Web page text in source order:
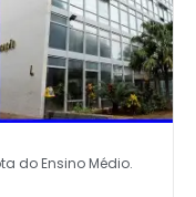
do Ensino Médio.